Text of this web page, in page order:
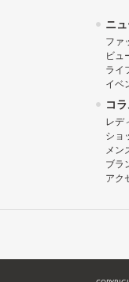
ニ
ファ
ビュ
ライ
イベ
コ
レデ
ショ
メン
ブラ
アク